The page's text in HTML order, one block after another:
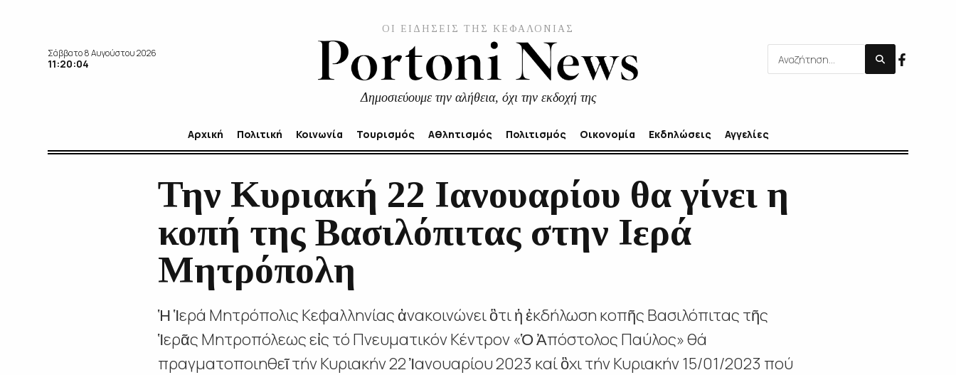
Σάββατο 8 Αυγούστου 2026
11:20:05
ΟΙ ΕΙΔΗΣΕΙΣ ΤΗΣ ΚΕΦΑΛΟΝΙΑΣ
Δημοσιεύουμε την αλήθεια, όχι την εκδοχή της
Αρχική Πολιτική Κοινωνία Τουρισμός Αθλητισμός Πολιτισμός Οικονομία Εκδηλώσεις Αγγελίες
Την Κυριακή 22 Ιανουαρίου θα γίνει η
κοπή της Βασιλόπιτας στην Ιερά
Μητρόπολη
Ἡ Ἱερά Μητρόπολις Κεφαλληνίας ἀνακοινώνει ὃτι ἡ ἐκδήλωση κοπῆς Βασιλόπιτας τῆς
Ἱερᾶς Μητροπόλεως εἰς τό Πνευματικόν Κέντρον «Ὁ Ἀπόστολος Παύλος» θά
πραγματοποιηθεῖ τήν Κυριακήν 22 Ἰανουαρίου 2023 καί ὃχι τήν Κυριακήν 15/01/2023 πού